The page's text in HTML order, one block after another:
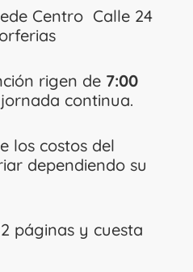
Centro Calle 24
rigen de 7:00
continua.
los costos del
dependiendo su
páginas y cuesta